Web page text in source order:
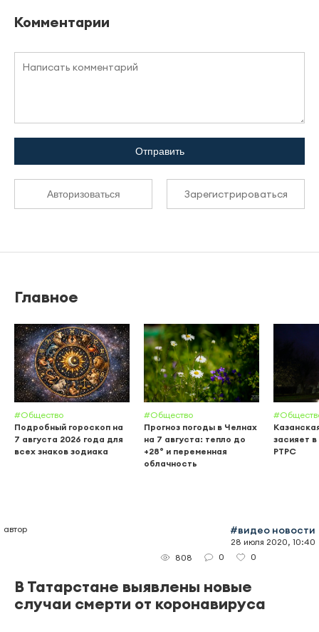
Комментарии
Отправить
Авторизоваться Зарегистрироваться
Главное
#Общество
Подробный гороскоп на
7 августа 2026 года для
всех знаков зодиака
#Общество
Прогноз погоды в Челнах
на 7 августа: тепло до
+28° и переменная
облачность
засияет
РТРС
автор #видео новости
28 июля 2020, 10:40
808
0 0
В Татарстане выявлены новые
случаи смерти от коронавируса